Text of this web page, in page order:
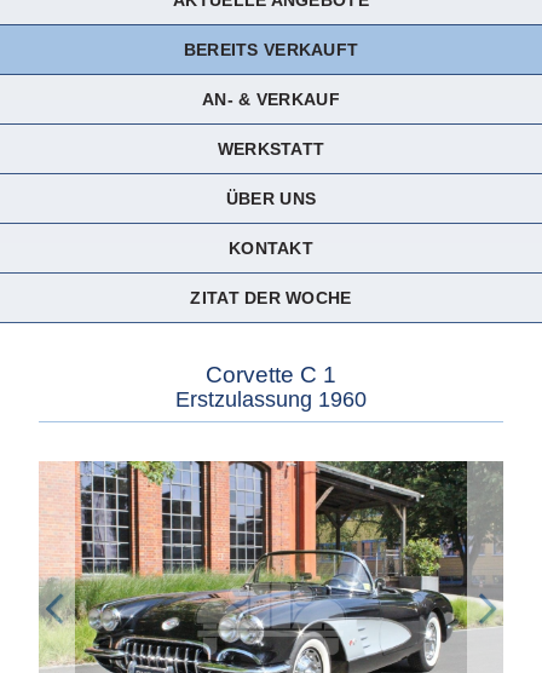
BEREITS VERKAUFT
AN- & VERKAUF
WERKSTATT
ÜBER UNS
KONTAKT
ZITAT DER WOCHE
Corvette C 1
Erstzulassung 1960